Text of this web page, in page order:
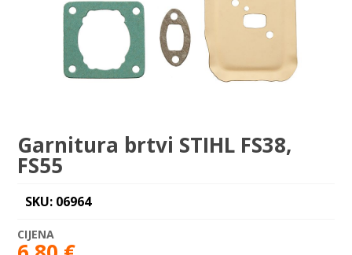
Garnitura brtvi STIHL FS38,
FS55
SKU: 06964